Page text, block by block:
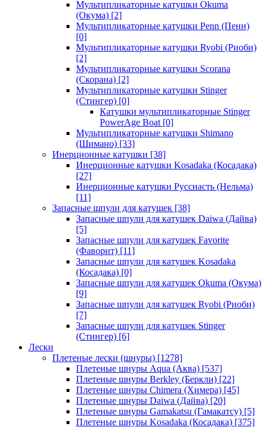
Мультипликаторные катушки Okuma
(Окума) [2]
Мультипликаторные катушки Penn (Пенн)
[0]
Мультипликаторные катушки Ryobi (Риоби)
[2]
Мультипликаторные катушки Scorana
(Скорана) [2]
Мультипликаторные катушки Stinger
(Стингер) [0]
Катушки мультипликаторные Stinger
PowerAge Boat [0]
Мультипликаторные катушки Shimano
(Шимано) [33]
Инерционные катушки [38]
Инерционные катушки Kosadaka (Косадака)
[27]
Инерционные катушки Русснасть (Нельма)
[11]
Запасные шпули для катушек [38]
Запасные шпули для катушек Daiwa (Дайва)
[5]
Запасные шпули для катушек Favorite
(Фаворит) [11]
Запасные шпули для катушек Kosadaka
(Косадака) [0]
Запасные шпули для катушек Okuma (Окума)
[9]
Запасные шпули для катушек Ryobi (Риоби)
[7]
Запасные шпули для катушек Stinger
(Стингер) [6]
Лески
Плетеные лески (шнуры) [1278]
Плетеные шнуры Aqua (Аква) [537]
Плетеные шнуры Berkley (Беркли) [22]
Плетеные шнуры Chimera (Химера) [45]
Плетеные шнуры Daiwa (Дайва) [20]
Плетеные шнуры Gamakatsu (Гамакатсу) [5]
Плетеные шнуры Kosadaka (Косадака) [375]